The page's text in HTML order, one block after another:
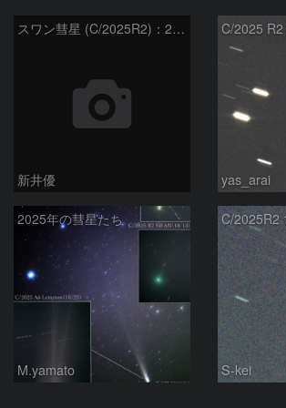
スワン彗星 (C/2025R2)：2026/01/27
新井優
C/2025
yas_arai
2025年の彗星たち
M.yamato
C/2025R2
S-kei